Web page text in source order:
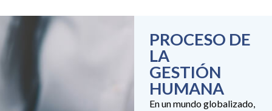
PROCESO DE
LA
GESTIÓN
HUMANA
En un mundo globalizado,